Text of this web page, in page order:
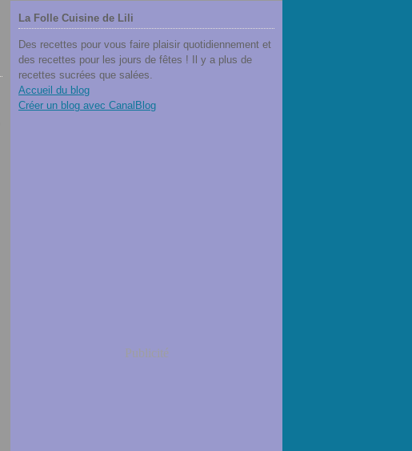
La Folle Cuisine de Lili
Des recettes pour vous faire plaisir quotidiennement et
des recettes pour les jours de fêtes ! Il y a plus de
recettes sucrées que salées.
Accueil du blog
Créer un blog avec CanalBlog
Publicité